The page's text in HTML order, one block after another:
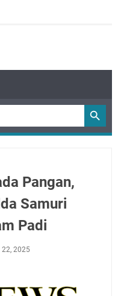
Pangan,
Samuri
Padi
22, 2025